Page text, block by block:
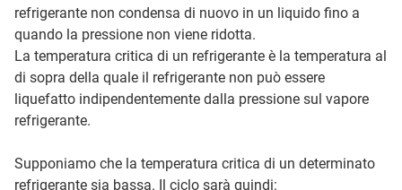
refrigerante non condensa di nuovo in un liquido fino a
quando la pressione non viene ridotta.
La temperatura critica di un refrigerante è la temperatura al
di sopra della quale il refrigerante non può essere
liquefatto indipendentemente dalla pressione sul vapore
refrigerante.
Supponiamo che la temperatura critica di un determinato
refrigerante sia bassa. Il ciclo sarà quindi: